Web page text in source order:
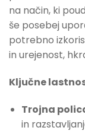
na način, ki
še posebej
potrebno
in urejenost,
Ključne
Trojna
in